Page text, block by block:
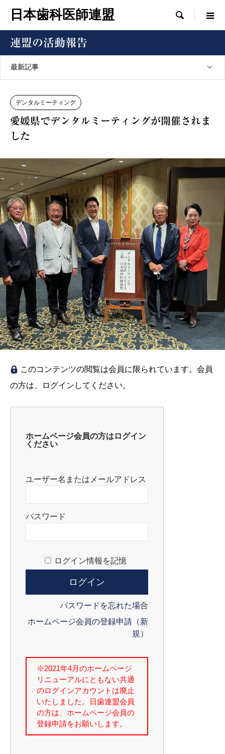
日本歯科医師連盟 
連盟の活動報告
最新記事
デンタルミーティング
愛媛県でデンタルミーティングが開催されま
した
このコンテンツの閲覧は会員に限られています。会員
の方は、ログインしてください。
ホームページ会員の方はログイン
ください
ユーザー名またはメールアドレス
パスワード
ログイン情報を記憶
パスワードを忘れた場合
ホームページ会員の登録申請（新
規）